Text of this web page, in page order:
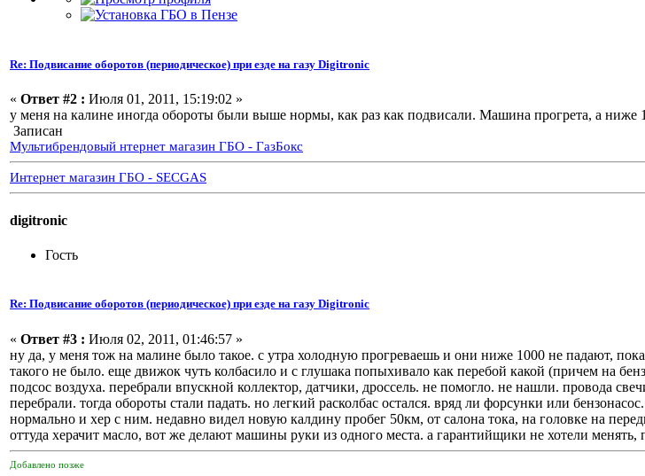
Re: Подвисание оборотов (периодическое) при езде на газу Digitronic
« Ответ #2 : Июля 01, 2011, 15:19:02 »
у меня на калине иногда обороты были выше нормы, как раз как подвисали. Машина прогрета, а ниже
Записан
Мультибрендовый нтернет магазин ГБО - ГазБокс
Интернет магазин ГБО - SECGAS
digitronic
Гость
Re: Подвисание оборотов (периодическое) при езде на газу Digitronic
« Ответ #3 : Июля 02, 2011, 01:46:57 »
ну да, у меня тож на малине было такое. с утра холодную прогреваешь и они ниже 1000 не падают,
такого не было. еще движок чуть колбасило и с глушака попыхивало как перебой какой (причем на
подсос воздуха. перебрали впускной коллектор, датчики, дроссель. не помогло. не нашли. провода
перебрали. тогда обороты стали падать. но легкий расколбас остался. вряд ли форсунки или
нормально и хер с ним. недавно видел новую калдину пробег 50км, от салона тока, на головке на
оттуда херачит масло, вот же делают машины руки из одного места. а гарантийщики не хотели менять,
Добавлено позже